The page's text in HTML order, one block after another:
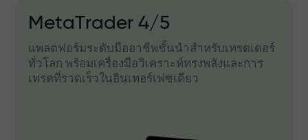
MetaTrader 4/5
แพลตฟอร์มระดับมืออาชีพชั้นนำสำหรับเทรดเดอร์
ทั่วโลก พร้อมเครื่องมือวิเคราะห์ทรงพลังและการ
เทรดที่รวดเร็วในอินเทอร์เฟซเดียว